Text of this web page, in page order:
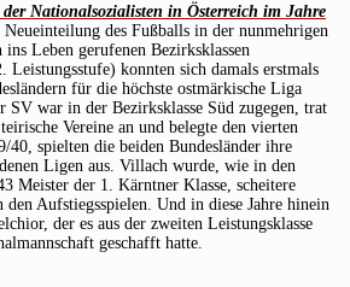
Nationalsozialisten in Österreich im Jahre
Neueinteilung des Fußballs in der nunmehrigen
ins Leben gerufenen Bezirksklassen
Leistungsstufe) konnten sich damals erstmals
für die höchste ostmärkische Liga
war in der Bezirksklasse Süd zugegen, trat
Vereine an und belegte den vierten
40, spielten die beiden Bundesländer ihre
Ligen aus. Villach wurde, wie in den
Meister der 1. Kärntner Klasse, scheitere
Aufstiegsspielen. Und in diese Jahre hinein
der es aus der zweiten Leistungsklasse
geschafft hatte.